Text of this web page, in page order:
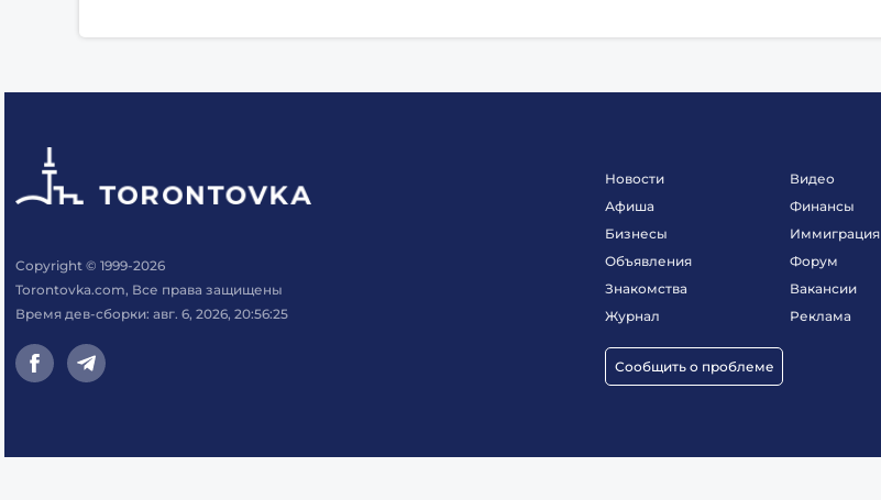
Copyright © 1999-2026
Torontovka.com, Все права защищены
Время дев-сборки: авг. 6, 2026, 20:56:25
Новости
Афиша
Бизнесы
Объявления
Знакомства
Журнал
Сообщить о проблеме
Видео
Финансы
Иммиграция
Форум
Вакансии
Реклама